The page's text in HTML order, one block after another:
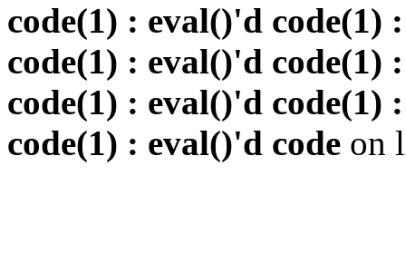
code(1) : eval()'d code(1)
code(1) : eval()'d code(1)
code(1) : eval()'d code(1)
code(1) : eval()'d code on